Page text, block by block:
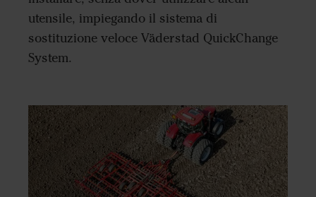
utensile, impiegando il sistema di
sostituzione veloce Väderstad QuickChange
System.